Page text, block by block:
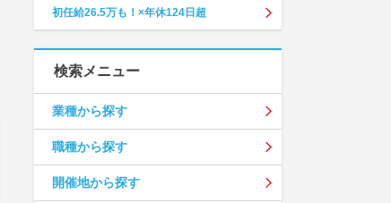
初任給26.5万も！×年休124日超
検索メニュー
業種から探す
職種から探す
開催地から探す